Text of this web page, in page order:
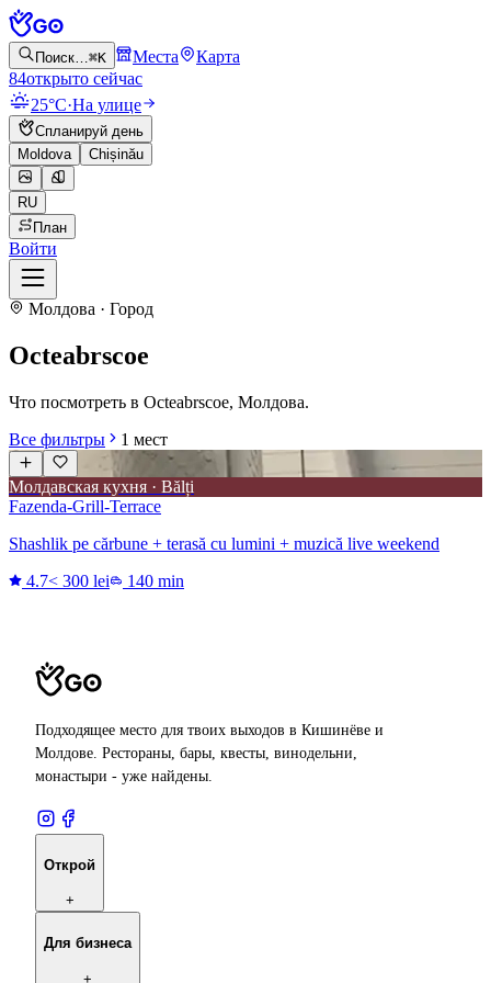
Поиск…⌘K Места
Карта
84открыто сейчас
25°C·На улице
Спланируй день
Moldova
Chișinău
RU
План
Войти
Молдова · Город
Octeabrscoe
Что посмотреть в Octeabrscoe, Молдова.
Все фильтры
1 мест
Молдавская кухня · Bălți
Fazenda-Grill-Terrace
Shashlik pe cărbune + terasă cu lumini + muzică live weekend
4.7< 300 lei 140 min
Подходящее место для твоих выходов в Кишинёве и
Молдове. Рестораны, бары, квесты, винодельни,
монастыри - уже найдены.
Открой
+
Для бизнеса
+